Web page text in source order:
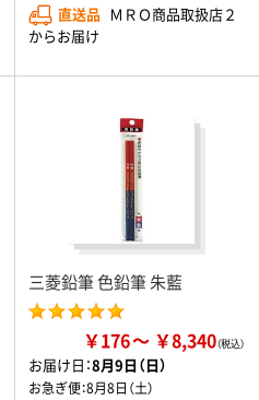
直送品 ＭＲＯ商品取扱店２
からお届け
三菱鉛筆 色鉛筆 朱藍
￥176 ￥8,340
お届け日：8月9日（日）
お急ぎ便：8月8日（土）